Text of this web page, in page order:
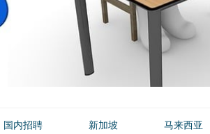
国内招聘 新加坡 马来西亚